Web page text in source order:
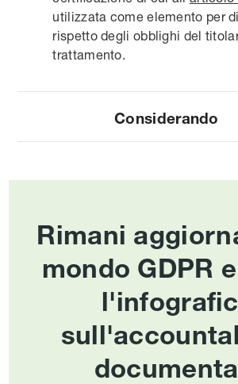
utilizzata come elemento per
rispetto degli obblighi del
trattamento.
Considerando
Rimani
mondo GDPR